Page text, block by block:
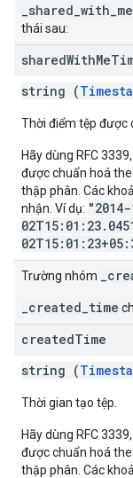
thái sau:
sharedWithMe
string (
Thời điểm tệp được
Hãy dùng RFC
được chuẩn hoá
thập phân. Các
nhận. Ví dụ:
Trường nhóm
_created_time
createdTime
string (
Thời gian tạo tệp.
Hãy dùng RFC
được chuẩn hoá
thập phân. Các